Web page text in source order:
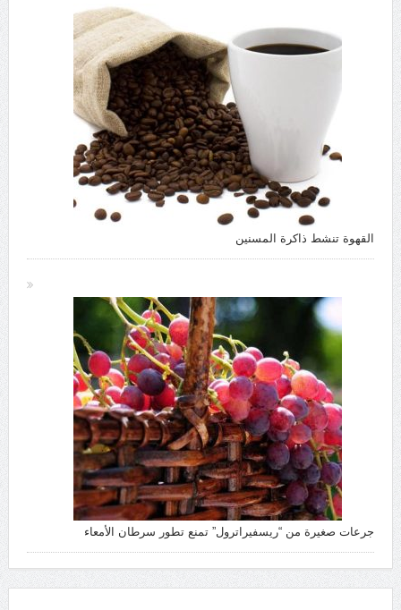
القهوة تنشط ذاكرة المسنين
جرعات صغيرة من “ريسفيراترول” تمنع تطور سرطان الأمعاء